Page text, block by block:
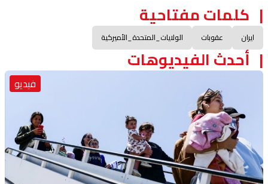
كلمات مفتاحية
ايران عقوبات الولايات_المتحدة_الأميركية
أحدث الفيديوهات
فيديو